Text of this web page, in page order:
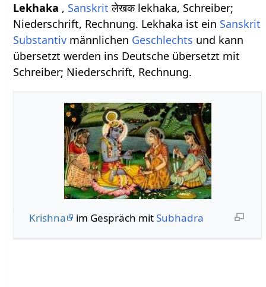
Lekhaka , Sanskrit लेखक lekhaka, Schreiber;
Niederschrift, Rechnung. Lekhaka ist ein Sanskrit
Substantiv männlichen Geschlechts und kann
übersetzt werden ins Deutsche übersetzt mit
Schreiber; Niederschrift, Rechnung.
Krishna im Gespräch mit Subhadra